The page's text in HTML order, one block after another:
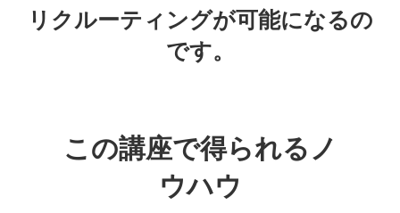
リクルーティングが可能になるの
です。
この講座で得られるノ
ウハウ